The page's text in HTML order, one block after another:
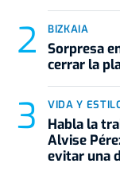
BIZKAIA
Sorpresa
cerrar la
VIDA Y
Habla la
Alvise
evitar una